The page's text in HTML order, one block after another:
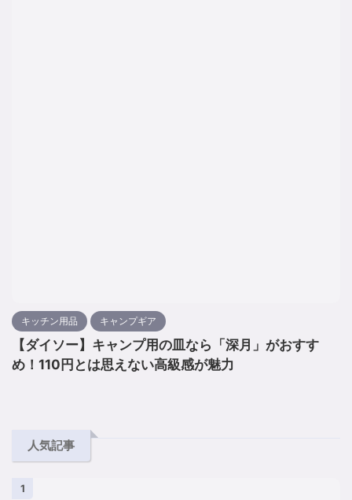
キッチン用品 キャンプギア
【ダイソー】キャンプ用の皿なら「深月」がおすす
め！110円とは思えない高級感が魅力
人気記事
1